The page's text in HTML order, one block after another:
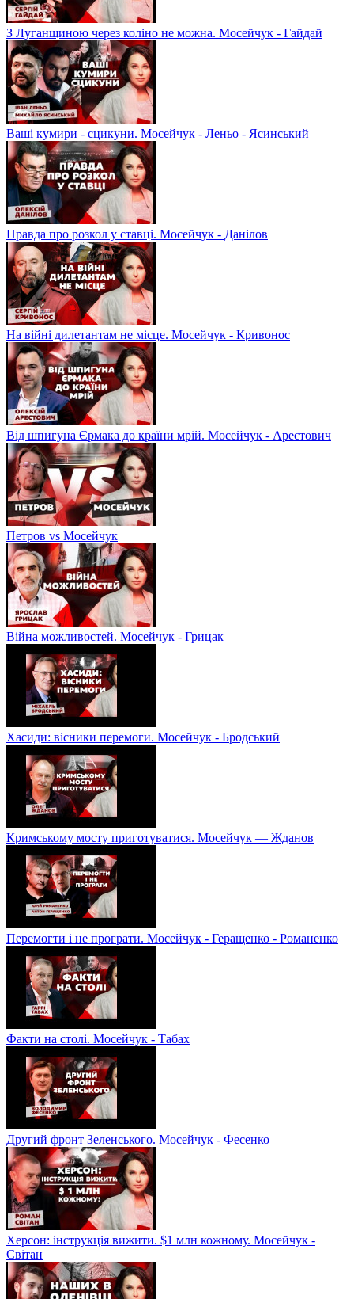
З Луганщиною через коліно не можна. Мосейчук - Гайдай
Ваші кумири - сцикуни. Мосейчук - Леньо - Ясинський
Правда про розкол у ставці. Мосейчук - Данілов
На війні дилетантам не місце. Мосейчук - Кривонос
Від шпигуна Єрмака до країни мрій. Мосейчук - Арестович
Петров vs Мосейчук
Війна можливостей. Мосейчук - Грицак
Хасиди: вісники перемоги. Мосейчук - Бродський
Кримському мосту приготуватися. Мосейчук — Жданов
Перемогти і не програти. Мосейчук - Геращенко - Романенко
Факти на столі. Мосейчук - Табах
Другий фронт Зеленського. Мосейчук - Фесенко
Херсон: інструкція вижити. $1 млн кожному. Мосейчук -
Світан